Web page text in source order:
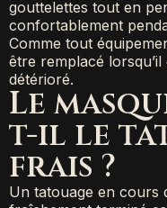
gouttelettes tout en
confortablement
Comme tout
être remplacé
détérioré.
Le
t-il le
frais ?
Un tatouage en cours